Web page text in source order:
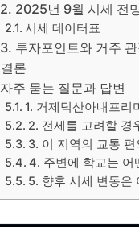
2. 2025년 9월 시세 전
시세 데이터표
3. 투자포인트와 거주 관
결론
자주 묻는 질문과 답변
1. 거제덕산아내프리
2. 전세를 고려할 경
3. 이 지역의 교통
4. 주변에 학교는 어
5. 향후 시세 변동은